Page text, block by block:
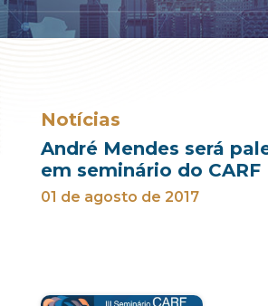
Notícias
André Mendes será
em seminário do CARF
01 de agosto de 2017